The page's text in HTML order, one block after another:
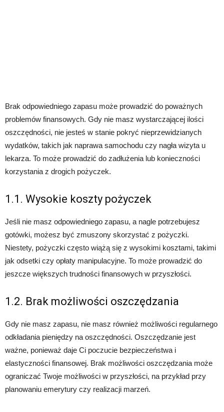
Brak odpowiedniego zapasu może prowadzić do poważnych
problemów finansowych. Gdy nie masz wystarczającej ilości
oszczędności, nie jesteś w stanie pokryć nieprzewidzianych
wydatków, takich jak naprawa samochodu czy nagła wizyta u
lekarza. To może prowadzić do zadłużenia lub konieczności
korzystania z drogich pożyczek.
1.1. Wysokie koszty pożyczek
Jeśli nie masz odpowiedniego zapasu, a nagle potrzebujesz
gotówki, możesz być zmuszony skorzystać z pożyczki.
Niestety, pożyczki często wiążą się z wysokimi kosztami, takimi
jak odsetki czy opłaty manipulacyjne. To może prowadzić do
jeszcze większych trudności finansowych w przyszłości.
1.2. Brak możliwości oszczędzania
Gdy nie masz zapasu, nie masz również możliwości regularnego
odkładania pieniędzy na oszczędności. Oszczędzanie jest
ważne, ponieważ daje Ci poczucie bezpieczeństwa i
elastyczności finansowej. Brak możliwości oszczędzania może
ograniczać Twoje możliwości w przyszłości, na przykład przy
planowaniu emerytury czy realizacji marzeń.